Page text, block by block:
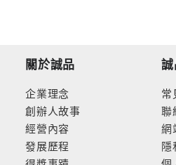
關於誠品
企業理念
創辦人故事
經營內容
發展歷程
常
聯
網
隱